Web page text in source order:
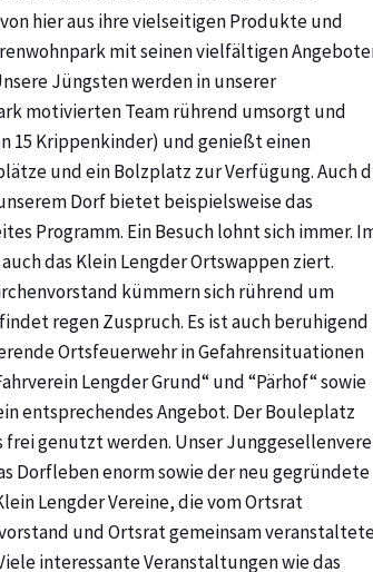
hier aus ihre vielseitigen Produkte und
mit seinen vielfältigen
Jüngsten werden in unserer
motivierten Team rührend umsorgt und
15 Krippenkinder) und genießt einen
und ein Bolzplatz zur Verfügung. Auch
Dorf bietet beispielsweise das
Programm. Ein Besuch lohnt sich immer.
das Klein Lengder Ortswappen ziert.
kümmern sich rührend um
regen Zuspruch. Es ist auch beruhigend
Ortsfeuerwehr in Gefahrensituationen
Lengder Grund“ und “Pärhof“ sowie
entsprechendes Angebot. Der Bouleplatz
frei genutzt werden. Unser
Dorfleben enorm sowie der neu gegründete
Lengder Vereine, die vom Ortsrat
und Ortsrat gemeinsam
interessante Veranstaltungen wie das